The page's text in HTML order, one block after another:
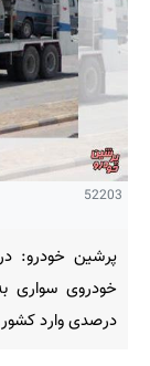
52203
درصدی وارد